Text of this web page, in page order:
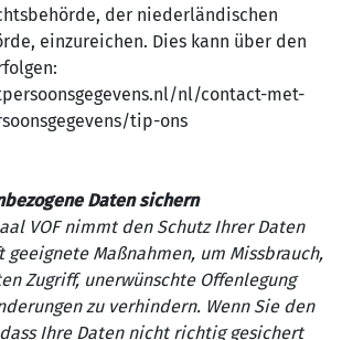
der niederländischen
einzureichen. Dies kann über den
nl/contact-met-
tip-ons
Daten sichern
VOF nimmt den Schutz Ihrer Daten
Maßnahmen, um Missbrauch,
Zugriff, unerwünschte Offenlegung
zu verhindern. Wenn Sie den
Ihre Daten nicht richtig gesichert